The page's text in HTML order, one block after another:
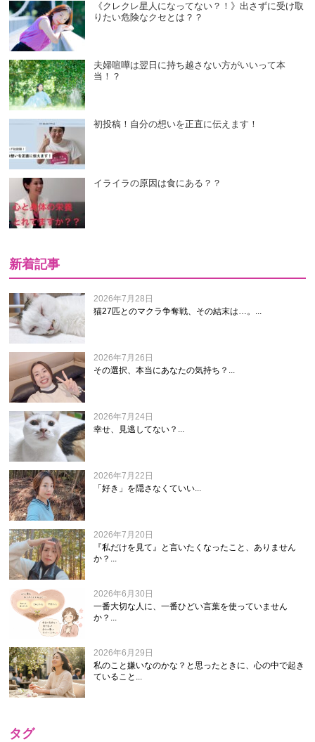
《クレクレ星人になってない？！》出さずに受け取
りたい危険なクセとは？？
夫婦喧嘩は翌日に持ち越さない方がいいって本
当！？
初投稿！自分の想いを正直に伝えます！
イライラの原因は食にある？？
新着記事
2026年7月28日
猫27匹とのマクラ争奪戦、その結末は…。...
2026年7月26日
その選択、本当にあなたの気持ち？...
2026年7月24日
幸せ、見逃してない？...
2026年7月22日
「好き」を隠さなくていい...
2026年7月20日
『私だけを見て』と言いたくなったこと、ありません
か？...
2026年6月30日
一番大切な人に、一番ひどい言葉を使っていません
か？...
2026年6月29日
私のこと嫌いなのかな？と思ったときに、心の中で起き
ていること...
タグ